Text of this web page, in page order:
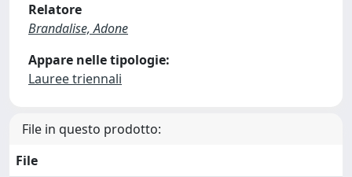
Relatore
Brandalise, Adone
Appare nelle tipologie:
Lauree triennali
File in questo prodotto:
File